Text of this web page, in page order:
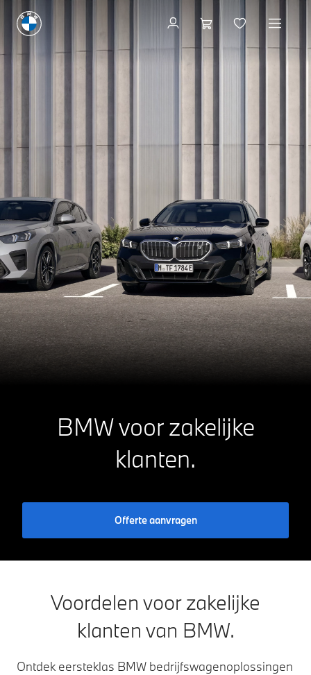
BMW voorzakelijke
klanten.
Offerte aanvragen
Voordelen voor zakelijke
klanten van BMW.
Ontdek eersteklas BMW bedrijfswagenoplossingen